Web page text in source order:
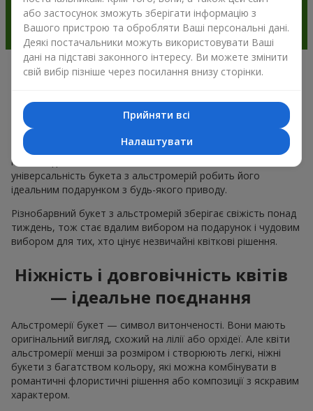
Чому варто вибрати букет з
альстромерії в м.Оратов
Альстромерія квітка — це ніжність і естетика в одному
букеті. Чарівні кольори пелюсток і незвична форма ніжних
квітів подобається багатьом
універсальність букета з альстромерій робить його
ідеальним подарунком з будь-якого приводу.
Різнобарвний букет з альстромерій зберігає свіжість понад
тиждень, тож стає вдалим вибором на подарунок і чудовим
вибором для тих, хто цінує незвичайні квіткові рішення.
Ніжність і довговічність квітів
— ідеальне поєднання
Альстромерії букет — символ витонченості. Вони мають
оригінальний вигляд, схожий на лілії або орхідеї. Але квіти
альстромерії менші за розміром і створюють легкі, ніжні
букети з багатством кольору, які можна комбінувати в
романтичні флористичні рішення або композиції з яскравим
характером.
або застосунок зможуть зберігати інформацію з
Вашого пристрою та обробляти Ваші персональні дані.
Деякі постачальники можуть використовувати Ваші
дані на підставі законного інтересу. Ви можете змінити
свій вибір пізніше через посилання внизу сторінки.
Прийняти всі
Налаштувати